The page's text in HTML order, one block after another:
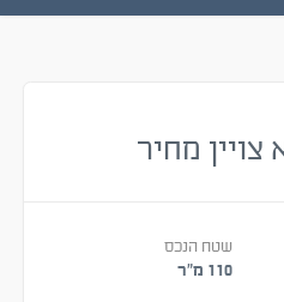
צויין מחיר
שטח הנכס
110 מ״ר